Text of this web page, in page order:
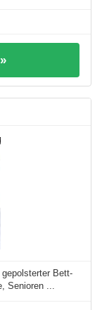
gepolsterter Bett-
Senioren ...